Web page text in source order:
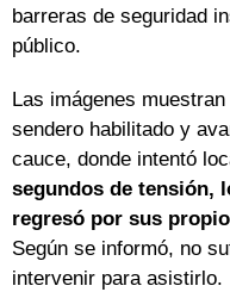
barreras de seguridad
público.
Las imágenes
sendero habilitado y
cauce, donde intentó
segundos de tensión,
regresó por sus
Según se informó, no
intervenir para asistirlo.